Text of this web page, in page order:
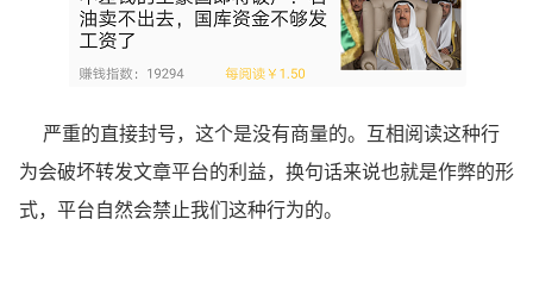
严重的直接封号，这个是没有商量的。互相阅读这种行
为会破坏转发文章平台的利益，换句话来说也就是作弊的形
式，平台自然会禁止我们这种行为的。